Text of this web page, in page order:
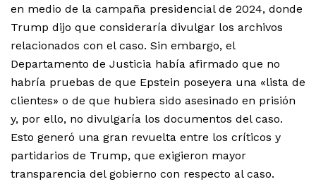
en medio de la campaña presidencial de 2024, donde
Trump dijo que consideraría divulgar los archivos
relacionados con el caso. Sin embargo, el
Departamento de Justicia había afirmado que no
habría pruebas de que Epstein poseyera una «lista de
clientes» o de que hubiera sido asesinado en prisión
y, por ello, no divulgaría los documentos del caso.
Esto generó una gran revuelta entre los críticos y
partidarios de Trump, que exigieron mayor
transparencia del gobierno con respecto al caso.